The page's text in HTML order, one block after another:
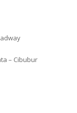
– Cibubur